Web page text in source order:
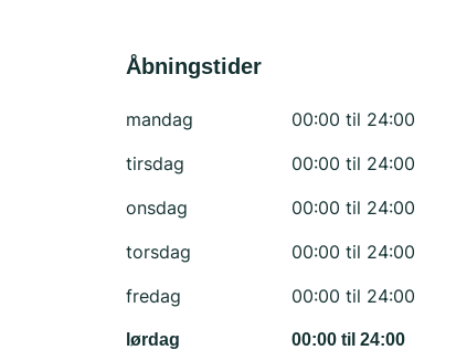
Åbningstider
mandag
00:00 til 24:00
tirsdag
00:00 til 24:00
onsdag
00:00 til 24:00
torsdag
00:00 til 24:00
fredag
00:00 til 24:00
lørdag 00:00 til 24:00